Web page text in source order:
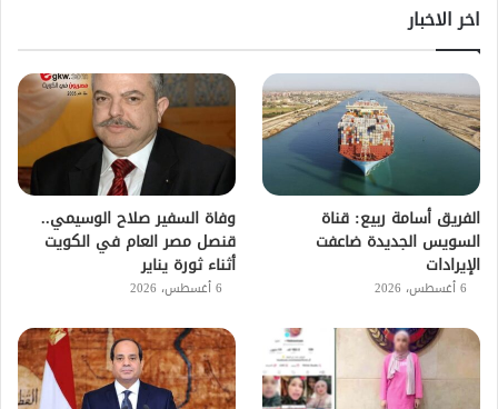
اخر الاخبار
الفريق أسامة ربيع: قناة
السويس الجديدة ضاعفت
الإيرادات
6 أغسطس، 2026
وفاة السفير صلاح الوسيمي..
قنصل مصر العام في الكويت
أثناء ثورة يناير
6 أغسطس، 2026